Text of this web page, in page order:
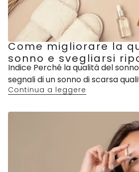
Come migliorare la
sonno e svegliarsi
Indice Perché la qualità del
segnali di un sonno di scarsa
Continua a leggere